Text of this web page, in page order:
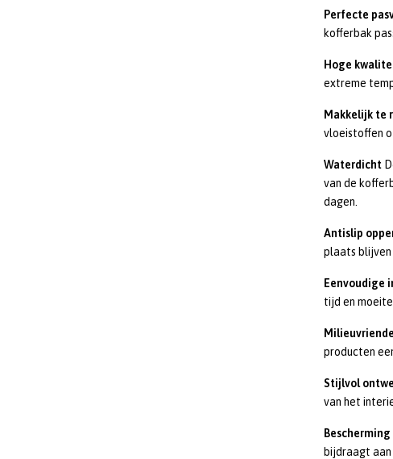
Perfecte
kofferbak
Hoge
extreme
Makkelijk te
vloeistoffen
Waterdicht
van de
dagen.
Antislip
plaats blijven
Eenvoudige
tijd en
producten
Stijlvol
van het
bijdraagt aan